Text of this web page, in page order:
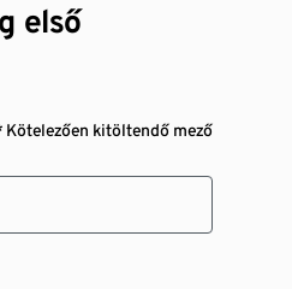
első
Kötelezően kitöltendő mező